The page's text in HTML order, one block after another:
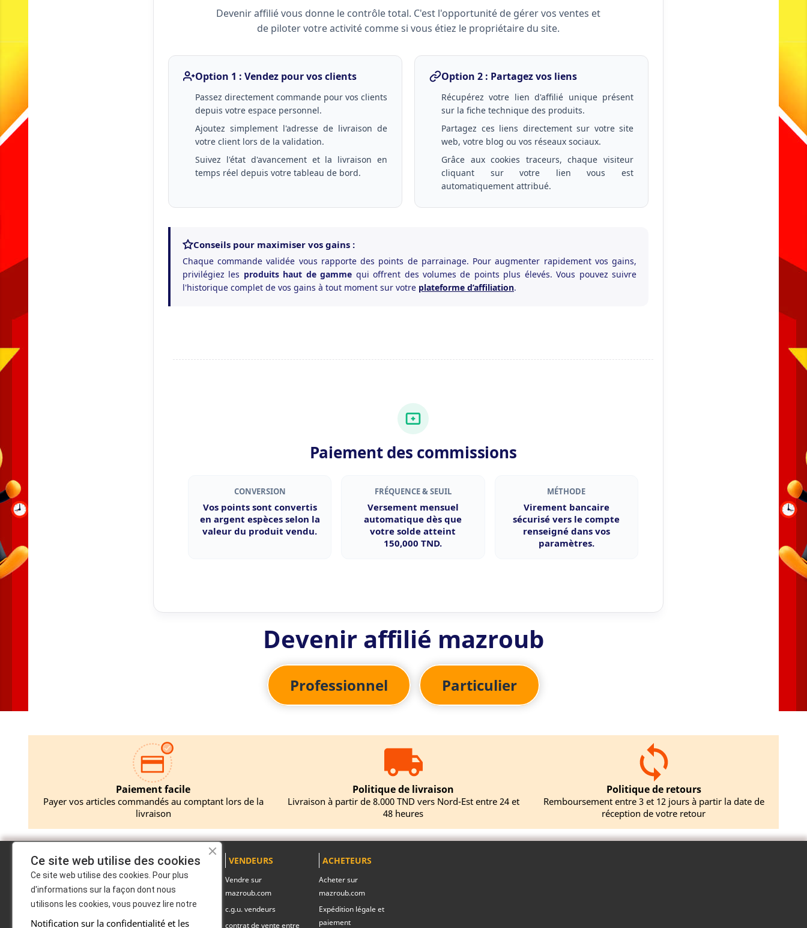
Devenir affilié vous donne le contrôle total. C'est l'opportunité de gérer vos ventes et
de piloter votre activité comme si vous étiez le propriétaire du site.
Option 1 : Vendez pour vos clients
Passez directement commande pour vos clients
depuis votre espace personnel.
Ajoutez simplement l'adresse de livraison de
votre client lors de la validation.
Suivez l'état d'avancement et la livraison en
temps réel depuis votre tableau de bord.
Option 2 : Partagez vos liens
Récupérez votre lien d'affilié unique présent
sur la fiche technique des produits.
Partagez ces liens directement sur votre site
web, votre blog ou vos réseaux sociaux.
Grâce aux cookies traceurs, chaque visiteur
cliquant sur votre lien vous est
automatiquement attribué.
Conseils pour maximiser vos gains :
Chaque commande validée vous rapporte des points de parrainage. Pour augmenter rapidement vos gains,
privilégiez les produits haut de gamme qui offrent des volumes de points plus élevés. Vous pouvez suivre
l'historique complet de vos gains à tout moment sur votre plateforme d’affiliation.
Paiement des commissions
CONVERSION
Vos points sont convertis
en argent espèces selon la
valeur du produit vendu.
FRÉQUENCE & SEUIL
Versement mensuel
automatique dès que
votre solde atteint
150,000 TND.
MÉTHODE
Virement bancaire
sécurisé vers le compte
renseigné dans vos
paramètres.
Devenir affilié mazroub
Professionnel Particulier
Paiement facile
Payer vos articles commandés au comptant lors de la
livraison
Politique de livraison
Livraison à partir de 8.000 TND vers Nord-Est entre 24 et
48 heures
Politique de retours
Remboursement entre 3 et 12 jours à partir la date de
réception de votre retour
A PROPOS
Mentions légales
A propos
confidentialité
PRODUITS
Promotions
Nouveaux produits
Pack produits
VENDEURS
Vendre sur
mazroub.com
c.g.u. vendeurs
contrat de vente entre
ACHETEURS
Acheter sur
mazroub.com
Expédition légale et
paiement
Ce site web utilise des cookies
Ce site web utilise des cookies. Pour plus
d'informations sur la façon dont nous
utilisons les cookies, vous pouvez lire notre
Notification sur la confidentialité et les